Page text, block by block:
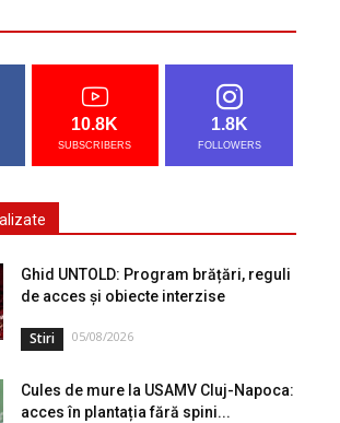
10.8K
SUBSCRIBERS
1.8K
FOLLOWERS
Ghid UNTOLD: Program brățări, reguli
de acces și obiecte interzise
Stiri 05/08/2026
Cules de mure la USAMV Cluj-Napoca:
acces în plantația fără spini...